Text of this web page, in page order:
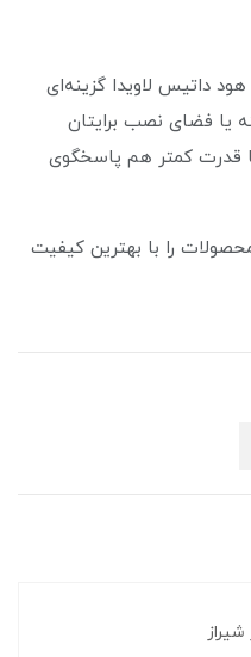
داتیس لاویدا گزینه‌ای
یا فضای نصب برایتان
قدرت کمتر هم پاسخگوی
را با بهترین کیفیت